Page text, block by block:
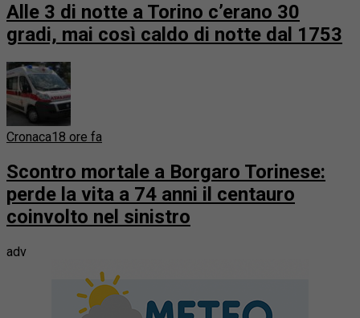
Alle 3 di notte a Torino c’erano 30
gradi, mai così caldo di notte dal 1753
Cronaca18 ore fa
Scontro mortale a Borgaro Torinese:
perde la vita a 74 anni il centauro
coinvolto nel sinistro
adv